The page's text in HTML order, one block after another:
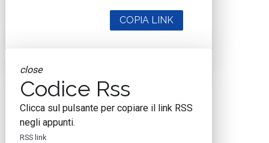
COPIA LINK
close
Codice Rss
Clicca sul pulsante per copiare il link RSS
negli appunti.
RSS link